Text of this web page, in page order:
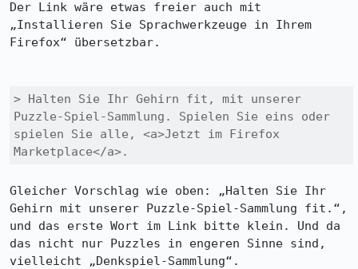
Der Link wäre etwas freier auch mit
„Installieren Sie Sprachwerkzeuge in Ihrem
Firefox“ übersetzbar.
> Halten Sie Ihr Gehirn fit, mit unserer
Puzzle-Spiel-Sammlung. Spielen Sie eins oder
spielen Sie alle, <a>Jetzt im Firefox
Marketplace</a>.
Gleicher Vorschlag wie oben: „Halten Sie Ihr
Gehirn mit unserer Puzzle-Spiel-Sammlung fit.“,
und das erste Wort im Link bitte klein. Und da
das nicht nur Puzzles in engeren Sinne sind,
vielleicht „Denkspiel-Sammlung“.